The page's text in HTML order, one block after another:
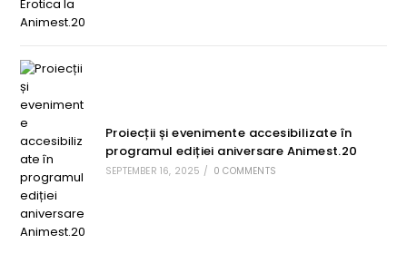
Proiecții și evenimente accesibilizate în
programul ediției aniversare Animest.20
SEPTEMBER 16, 2025 / 0 COMMENTS